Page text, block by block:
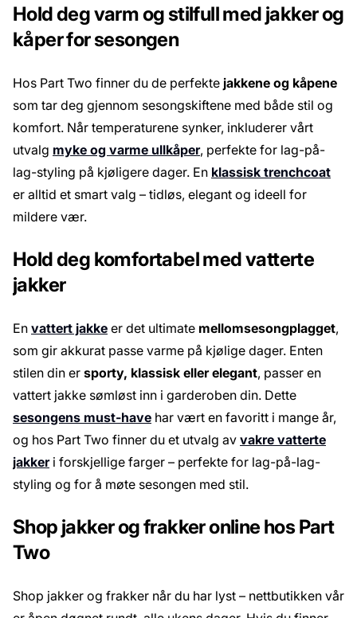
Hold deg varm og stilfull med jakker og
kåper for sesongen
Hos Part Two finner du de perfekte jakkene og kåpene
som tar deg gjennom sesongskiftene med både stil og
komfort. Når temperaturene synker, inkluderer vårt
utvalg myke og varme ullkåper, perfekte for lag-på-
lag-styling på kjøligere dager. En klassisk trenchcoat
er alltid et smart valg – tidløs, elegant og ideell for
mildere vær.
Hold deg komfortabel med vatterte
jakker
En vattert jakke er det ultimate mellomsesongplagget,
som gir akkurat passe varme på kjølige dager. Enten
stilen din er sporty, klassisk eller elegant, passer en
vattert jakke sømløst inn i garderoben din. Dette
sesongens must-have har vært en favoritt i mange år,
og hos Part Two finner du et utvalg av vakre vatterte
jakkeri forskjellige farger – perfekte for lag-på-lag-
styling og for å møte sesongen med stil.
Shop jakker og frakker online hos Part
Two
Shop jakker og frakker når du har lyst – nettbutikken vår